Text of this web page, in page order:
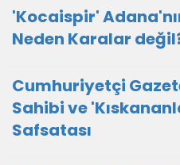
'Kocaispir'
Neden Karalar
Cumhuriyetçi
Sahibi ve
Safsatası